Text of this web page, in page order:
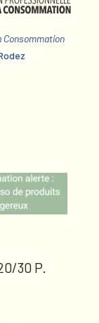
Consommation
30 P.